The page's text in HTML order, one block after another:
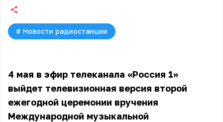
# Новости радиостанции
4 мая в эфир телеканала «Россия 1»
выйдет телевизионная версия второй
ежегодной церемонии вручения
Международной музыкальной